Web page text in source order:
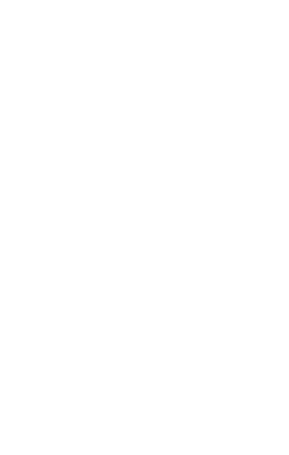
spațiul. Spuneți adio monotoniei plictisitoare! Creați-vă
design spectaculoase și, în același timp, ascund fisuri,
Nu este nevoie să instalați structuri de suport complicate,
considerabil aspectul vizual al spațiului, conferindu-i
rustic este că, dacă doriți să amenajați întreaga casă sau
sau mai puțin, în funcție de cât de evidente sunt
vin în ajutor.
decorative din polystyrene. Potrivit pentru diverse suprafețe
interioara, asigurand o fixare rapida si eficienta. Ușor de
un perete pentru a susține o structură deasupra lor, cum ar fi
sau a interiorului clădirilor.
sau beton și sunt frecvent întâlnite în stiluri clasice sau
în care sunt utilizate.
impecabil pe termen lung. Datorită dimensiunilor versatile, se
polimer rigid. Cu un design distinctiv și linii curate, aceste
iar rezultatele vor depăși cu siguranță așteptările tale.
este un material ușor de întreținut și foarte durabil, rezistent la
populară pentru cei care doresc să aducă un aspect rustic
instalării cărămizilor reale.
în diverse nuanțe pentru a se potrivi cu stilul dorit.
transforma rapid atmosfera unui spațiu.
sau a altor obiecte de decor.
de stilul dorit, fie că este vorba de un design clasic, cu
de la sufragerii și holuri până la spații comerciale.